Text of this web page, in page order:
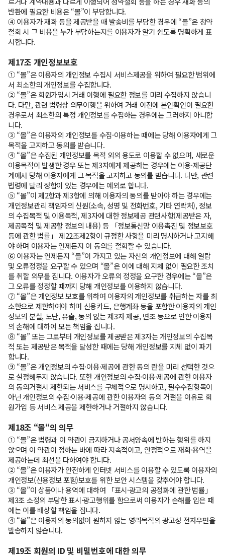
반환에 필요한 비용은 “몰”이 부담합니다.
④ 이용자가 재화 등을 제공받을 때 발송비를 부담한 경우에 “몰”은 청약
철회 시 그 비용을 누가 부담하는지를 이용자가 알기 쉽도록 명확하게 표
시합니다.
제17조 개인정보보호
① “몰”은 이용자의 개인정보 수집시 서비스제공을 위하여 필요한 범위에
서 최소한의 개인정보를 수집합니다.
② “몰”은 회원가입시 거래 이행에 필요한 정보를 미리 수집하지 않습니
다. 다만, 관련 법령상 의무이행을 위하여 거래 이전에 본인확인이 필요한
경우로서 최소한의 특정 개인정보를 수집하는 경우에는 그러하지 아니합
니다.
③ “몰”은 이용자의 개인정보를 수집·이용하는 때에는 당해 이용자에게 그
목적을 고지하고 동의를 받습니다.
④ “몰”은 수집된 개인정보를 목적 외의 용도로 이용할 수 없으며, 새로운
이용목적이 발생한 경우 또는 제3자에게 제공하는 경우에는 이용·제공단
계에서 당해 이용자에게 그 목적을 고지하고 동의를 받습니다. 다만, 관련
법령에 달리 정함이 있는 경우에는 예외로 합니다.
⑤ “몰”이 제2항과 제3항에 의해 이용자의 동의를 받아야 하는 경우에는
개인정보관리 책임자의 신원(소속, 성명 및 전화번호, 기타 연락처), 정보
의 수집목적 및 이용목적, 제3자에 대한 정보제공 관련사항(제공받은 자,
제공목적 및 제공할 정보의 내용) 등 「정보통신망 이용촉진 및 정보보호
등에 관한 법률」 제22조제2항이 규정한 사항을 미리 명시하거나 고지해
야 하며 이용자는 언제든지 이 동의를 철회할 수 있습니다.
⑥ 이용자는 언제든지 “몰”이 가지고 있는 자신의 개인정보에 대해 열람
및 오류정정을 요구할 수 있으며 “몰”은 이에 대해 지체 없이 필요한 조치
를 취할 의무를 집니다. 이용자가 오류의 정정을 요구한 경우에는 “몰”은
그 오류를 정정할 때까지 당해 개인정보를 이용하지 않습니다.
⑦ “몰”은 개인정보 보호를 위하여 이용자의 개인정보를 취급하는 자를 최
소한으로 제한하여야 하며 신용카드, 은행계좌 등을 포함한 이용자의 개인
정보의 분실, 도난, 유출, 동의 없는 제3자 제공, 변조 등으로 인한 이용자
의 손해에 대하여 모든 책임을 집니다.
⑧ “몰” 또는 그로부터 개인정보를 제공받은 제3자는 개인정보의 수집목
적 또는 제공받은 목적을 달성한 때에는 당해 개인정보를 지체 없이 파기
합니다.
⑨ “몰”은 개인정보의 수집·이용·제공에 관한 동의 란을 미리 선택한 것으
로 설정해두지 않습니다. 또한 개인정보의 수집·이용·제공에 관한 이용자
의 동의거절시 제한되는 서비스를 구체적으로 명시하고, 필수수집항목이
아닌 개인정보의 수집·이용·제공에 관한 이용자의 동의 거절을 이유로 회
원가입 등 서비스 제공을 제한하거나 거절하지 않습니다.
제18조 “몰“의 의무
① “몰”은 법령과 이 약관이 금지하거나 공서양속에 반하는 행위를 하지
않으며 이 약관이 정하는 바에 따라 지속적이고, 안정적으로 재화·용역을
제공하는데 최선을 다하여야 합니다.
② “몰”은 이용자가 안전하게 인터넷 서비스를 이용할 수 있도록 이용자의
개인정보(신용정보 포함)보호를 위한 보안 시스템을 갖추어야 합니다.
③ “몰”이 상품이나 용역에 대하여 「표시·광고의 공정화에 관한 법률」
제3조 소정의 부당한 표시·광고행위를 함으로써 이용자가 손해를 입은 때
에는 이를 배상할 책임을 집니다.
④ “몰”은 이용자의 동의없이 원하지 않는 영리목적의 광고성 전자우편을
발송하지 않습니다.
제19조 회원의 ID 및 비밀번호에 대한 의무